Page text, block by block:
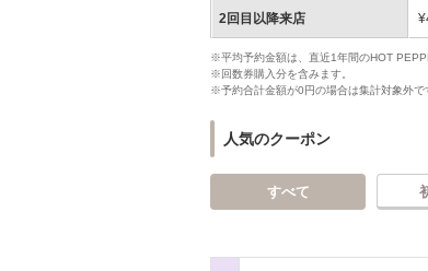
2回目以降来店
※平均予約金額は、直近1年間のHOT
※回数券購入分を含みます。
※予約合計金額が0円の場合は集計対象外で
人気のクーポン
すべて